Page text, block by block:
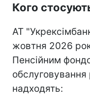
Кого
АТ
жовтня 2026
Пенсійним
обслуговування
надходять: